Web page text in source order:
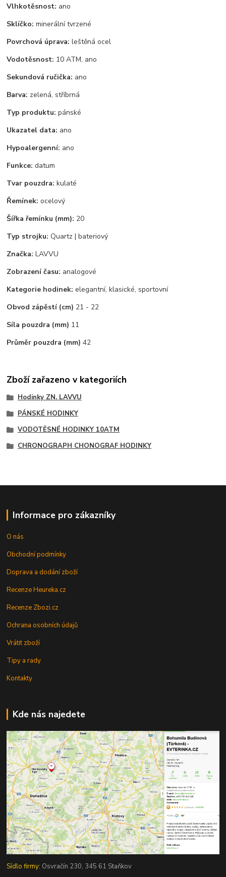
Vlhkotěsnost: ano
Sklíčko: minerální tvrzené
Povrchová úprava: leštěná ocel
Vodotěsnost: 10 ATM, ano
Sekundová ručička: ano
Barva: zelená, stříbrná
Typ produktu: pánské
Ukazatel data: ano
Hypoalergenní: ano
Funkce: datum
Tvar pouzdra: kulaté
Řemínek: ocelový
Šířka řemínku (mm): 20
Typ strojku: Quartz | bateriový
Značka: LAVVU
Zobrazení času: analogové
Kategorie hodinek: elegantní, klasické, sportovní
Obvod zápěstí (cm) 21 - 22
Síla pouzdra (mm) 11
Průměr pouzdra (mm) 42
Zboží zařazeno v kategoriích
Hodinky ZN. LAVVU
PÁNSKÉ HODINKY
VODOTĚSNÉ HODINKY 10ATM
CHRONOGRAPH CHONOGRAF HODINKY
Informace pro zákazníky
O nás
Obchodní podmínky
Doprava a dodání zboží
Recenze Heureka.cz
Recenze Zbozi.cz
Ochrana osobních údajů
Vrátit zboží
Tipy a rady
Kontakty
Kde nás najedete
Sídlo firmy: Osvračín 230, 345 61 Staňkov